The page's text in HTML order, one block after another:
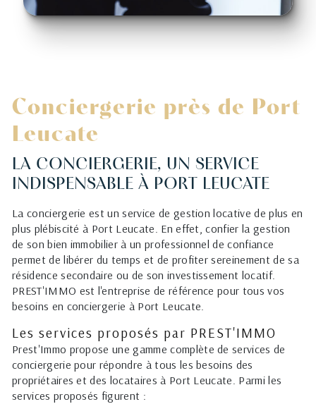
Conciergerie près de Port
Leucate
LA CONCIERGERIE, UN SERVICE
INDISPENSABLE À PORT LEUCATE
La conciergerie est un service de gestion locative de plus en
plus plébiscité à Port Leucate. En effet, confier la gestion
de son bien immobilier à un professionnel de confiance
permet de libérer du temps et de profiter sereinement de sa
résidence secondaire ou de son investissement locatif.
PREST'IMMO est l'entreprise de référence pour tous vos
besoins en conciergerie à Port Leucate.
Les services proposés par PREST'IMMO
Prest'Immo propose une gamme complète de services de
conciergerie pour répondre à tous les besoins des
propriétaires et des locataires à Port Leucate. Parmi les
services proposés figurent :